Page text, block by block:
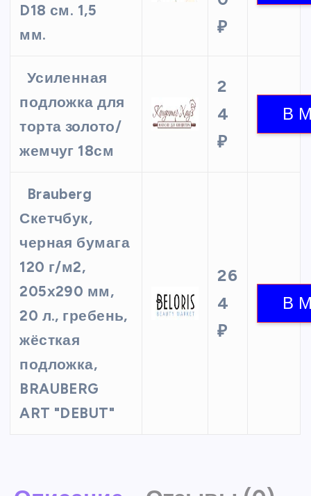
D18 см. 1,5
мм.
₽
Усиленная
подложка для
торта золото/
жемчуг 18см
2
4
₽
Brauberg
Скетчбук,
черная бумага
120 г/м2,
205х290 мм,
20 л., гребень,
жёсткая
подложка,
BRAUBERG
ART "DEBUT"
26
4
₽